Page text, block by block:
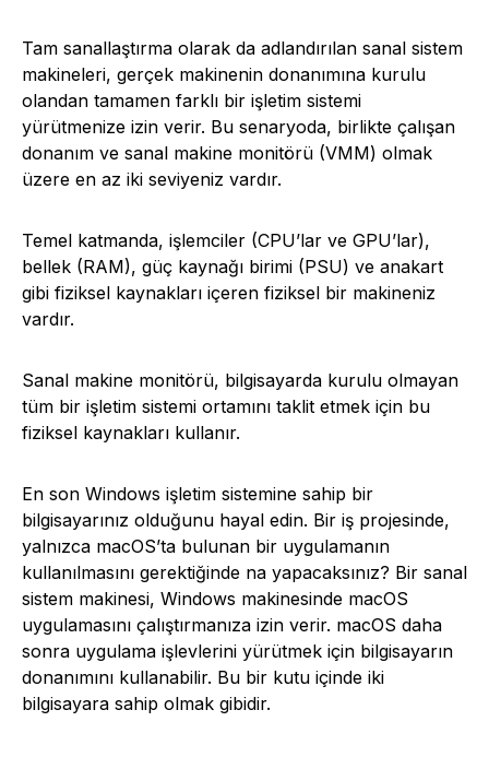
Tam sanallaştırma olarak da adlandırılan sanal sistem
makineleri, gerçek makinenin donanımına kurulu
olandan tamamen farklı bir işletim sistemi
yürütmenize izin verir. Bu senaryoda, birlikte çalışan
donanım ve sanal makine monitörü (VMM) olmak
üzere en az iki seviyeniz vardır.
Temel katmanda, işlemciler (CPU’lar ve GPU’lar),
bellek (RAM), güç kaynağı birimi (PSU) ve anakart
gibi fiziksel kaynakları içeren fiziksel bir makineniz
vardır.
Sanal makine monitörü, bilgisayarda kurulu olmayan
tüm bir işletim sistemi ortamını taklit etmek için bu
fiziksel kaynakları kullanır.
En son Windows işletim sistemine sahip bir
bilgisayarınız olduğunu hayal edin. Bir iş projesinde,
yalnızca macOS’ta bulunan bir uygulamanın
kullanılmasını gerektiğinde na yapacaksınız? Bir sanal
sistem makinesi, Windows makinesinde macOS
uygulamasını çalıştırmanıza izin verir. macOS daha
sonra uygulama işlevlerini yürütmek için bilgisayarın
donanımını kullanabilir. Bu bir kutu içinde iki
bilgisayara sahip olmak gibidir.